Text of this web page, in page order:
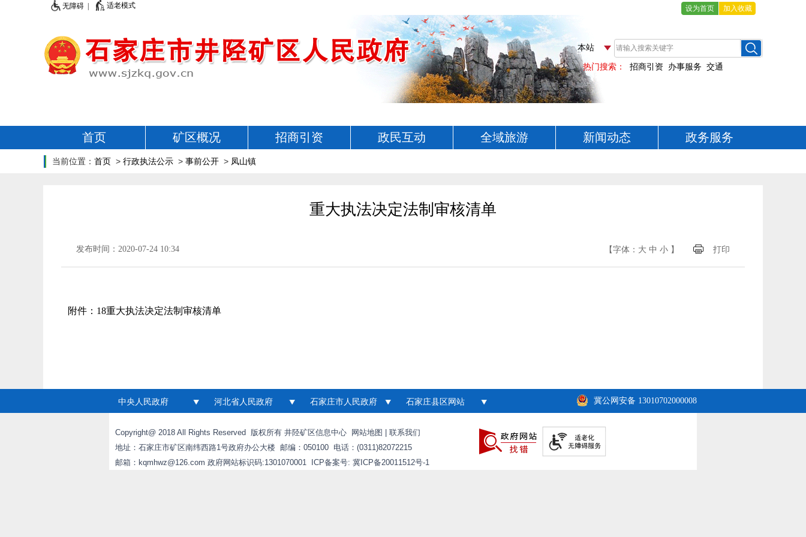
无障碍 | 适老模式 设为首页 加入收藏
首页 矿区概况 招商引资 政民互动 全域旅游 新闻动态 政务服务
当前位置： 首页 > 行政执法公示 > 事前公开 > 凤山镇
重大执法决定法制审核清单
发布时间：2020-07-24 10:34 【字体： 大 中 小 】 打印
附件： 18重大执法决定法制审核清单